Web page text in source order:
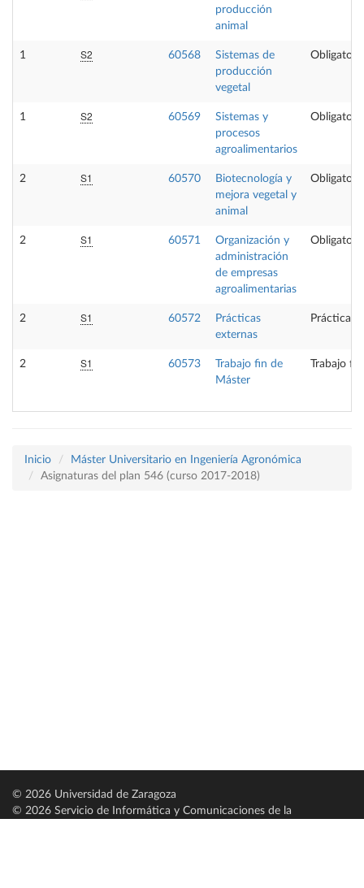
producción
animal
1 S2 60568
Sistemas de
producción
vegetal
Obligatoria
1 S2 60569
Sistemas y
procesos
agroalimentarios
Obligatoria
2 S1 60570
Biotecnología y
mejora vegetal y
animal
Obligatoria
2 S1 60571
Organización y
administración
de empresas
agroalimentarias
Obligatoria
2 S1 60572
Prácticas
externas
Prácticas
2 S1 60573
Trabajo fin de
Máster
Trabajo
Inicio
Máster Universitario en Ingeniería Agronómica
Asignaturas del plan 546 (curso 2017-2018)
© 2026 Universidad de Zaragoza
© 2026 Servicio de Informática y Comunicaciones de la